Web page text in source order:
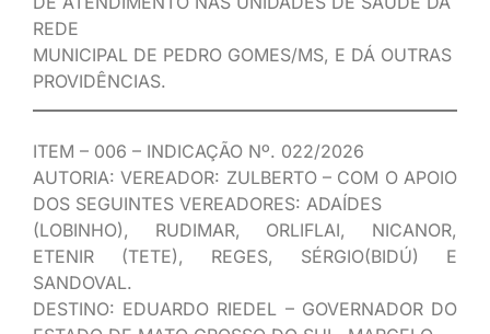
REDE
MUNICIPAL DE PEDRO GOMES/MS, E DÁ OUTRAS
PROVIDÊNCIAS.
ITEM – 006 – INDICAÇÃO Nº. 022/2026
AUTORIA: VEREADOR: ZULBERTO – COM O APOIO
DOS SEGUINTES VEREADORES: ADAÍDES
(LOBINHO), RUDIMAR, ORLIFLAI, NICANOR,
ETENIR (TETE), REGES, SÉRGIO(BIDÚ) E
SANDOVAL.
DESTINO: EDUARDO RIEDEL – GOVERNADOR DO